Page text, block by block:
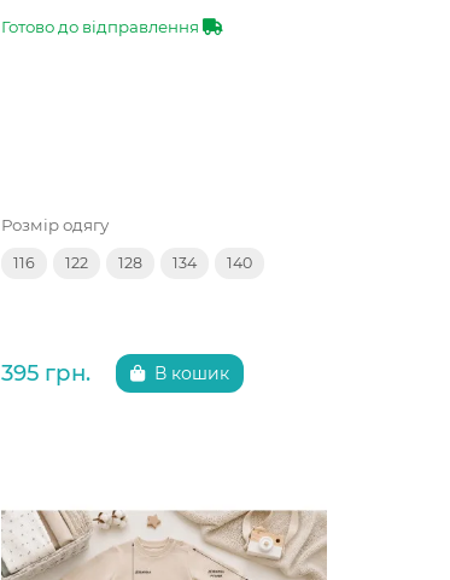
Готово до відправлення
Розмір одягу
116 122 128 134 140
395 грн. В кошик